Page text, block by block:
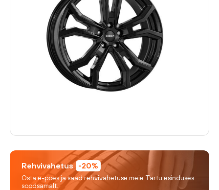
Rehvivahetus -20%
Osta e-poes ja saad rehvivahetuse meie Tartu esinduses
soodsamalt.